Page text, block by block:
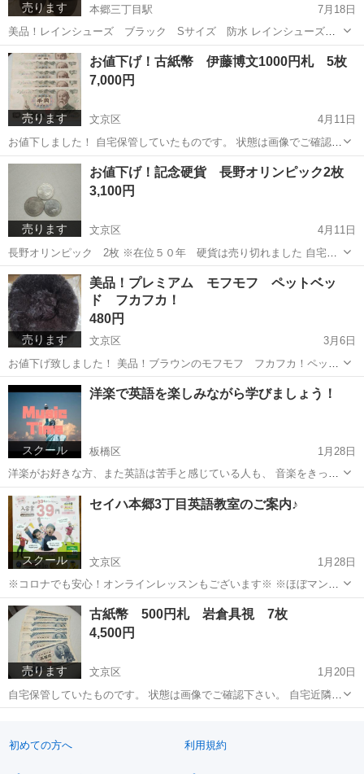
売ります 本郷三丁目駅
7月18日
美品！レインシューズ ブラック Sサイズ 防水 レインシューズ
ブラック 長靴 防水 Sサイズ 幅広サイズのデザインのようで24cm
サイズの幅狭の足でも対応可能でした 台風対策に！ 大雨の際にも丈が
10cm以上あるため濡れる...
東京 文京区 本郷三丁目駅 靴 場所
売ります
お値下げ！古紙幣 伊藤博文1000円札 5枚
7,000円
文京区
4月11日
お値下しました！ 自宅保管していたものです。 状態は画像でご確認下
さい。
東京 文京区 その他 伊藤博文
売ります
お値下げ！記念硬貨 長野オリンピック2枚
3,100円
文京区
4月11日
長野オリンピック 2枚 ※在位５０年 硬貨は売り切れました 自宅保
管のためケースは無いものです。 状態は画像でご確認下さい。
東京 文京区 その他
売ります
美品！プレミアム モフモフ ペットベッ
ド フカフカ！
480円
文京区
3月6日
お値下げ致しました！ 美品！ブラウンのモフモフ フカフカ！ペット
ベッドです シリーズ4万個売り上げたお品との情報が商品タグについ
ております 幅50ｃｍ 奥行50cm 高さ13cm 裏側にはすべりどめがつい
ています...
東京 文京区 ベッド
スクール
洋楽で英語を楽しみながら学びましょう！
板橋区
1月28日
洋楽がお好きな方、また英語は苦手と感じている人も、 音楽をきっか
けにして楽しく英語を学びましょう！ 洋楽で英語を学べことで期待で
きる効果は以下です。 1.視覚と聴覚の両方を使うことにより英語を自
然と受け入れるこ...
東京 板橋区 英会話 洋楽
スクール
セイハ本郷3丁目英語教室のご案内♪
文京区
1月28日
※コロナでも安心！オンラインレッスンもございます※ ※ほぼマンツ
ーマンでレッスンを実施します！お子さんのレベルに合わせてレッス
ンしますので安心です。 現在キャンペーン中です。 詳しくはチラシ画
像をご参照ください。 ...
東京 文京区 英検 クラス
売ります
古紙幣 500円札 岩倉具視 7枚
4,500円
文京区
1月20日
自宅保管していたものです。 状態は画像でご確認下さい。 自宅近隣に
てお渡し致します
初めての方へ 利用規約